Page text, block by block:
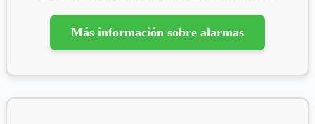
Más información sobre alarmas